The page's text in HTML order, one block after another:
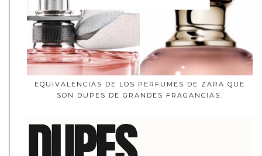
EQUIVALENCIAS DE LOS PERFUMES DE ZARA QUE
SON DUPES DE GRANDES FRAGANCIAS.